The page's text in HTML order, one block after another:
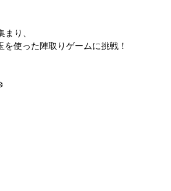
り、
使った陣取りゲームに挑戦！